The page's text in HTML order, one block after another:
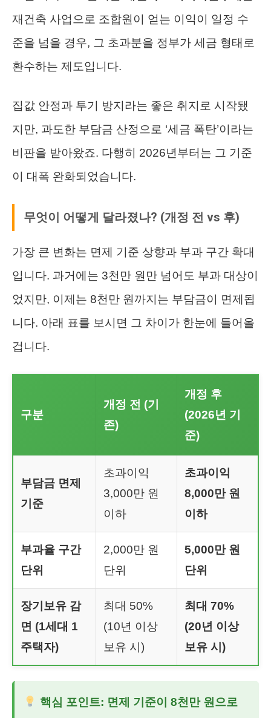
재건축 사업으로 조합원이 얻는 이익이 일정 수
준을 넘을 경우, 그 초과분을 정부가 세금 형태로
환수하는 제도입니다.
집값 안정과 투기 방지라는 좋은 취지로 시작됐
지만, 과도한 부담금 산정으로 ‘세금 폭탄’이라는
비판을 받아왔죠. 다행히 2026년부터는 그 기준
이 대폭 완화되었습니다.
무엇이 어떻게 달라졌나? (개정 전 vs 후)
가장 큰 변화는 면제 기준 상향과 부과 구간 확대
입니다. 과거에는 3천만 원만 넘어도 부과 대상이
었지만, 이제는 8천만 원까지는 부담금이 면제됩
니다. 아래 표를 보시면 그 차이가 한눈에 들어올
겁니다.
구분
개정 전 (기
존)
개정 후
(2026년 기
준)
부담금 면제
기준
초과이익
3,000만 원
이하
초과이익
8,000만 원
이하
부과율 구간
단위
2,000만 원
단위
5,000만 원
단위
장기보유 감
면 (1세대 1
주택자)
최대 50%
(10년 이상
보유 시)
최대 70%
(20년 이상
보유 시)
핵심 포인트: 면제 기준이 8천만 원으로